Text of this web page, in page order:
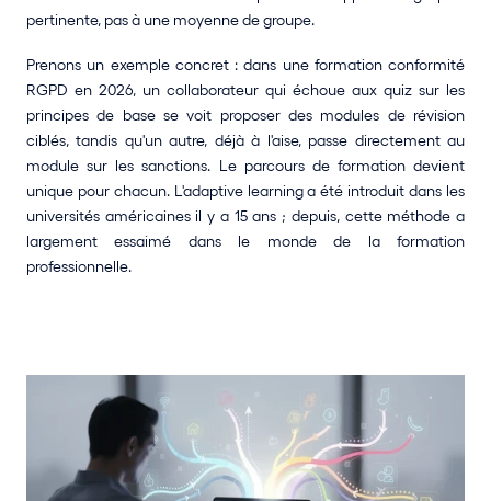
pertinente, pas à une moyenne de groupe.
Prenons un exemple concret : dans une formation conformité
RGPD en 2026, un collaborateur qui échoue aux quiz sur les
principes de base se voit proposer des modules de révision
ciblés, tandis qu'un autre, déjà à l'aise, passe directement au
module sur les sanctions. Le parcours de formation devient
unique pour chacun. L'adaptive learning a été introduit dans les
universités américaines il y a 15 ans ; depuis, cette méthode a
largement essaimé dans le monde de la formation
professionnelle.